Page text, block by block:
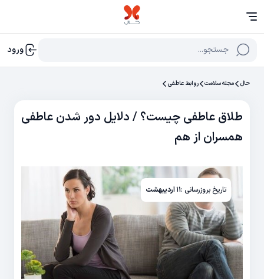
جستجو... ورود
حال مجله سلامت روابط عاطفی
طلاق عاطفی چیست؟ / دلایل دور شدن عاطفی
همسران از هم
تاریخ بروزرسانی :۱۱ اردیبهشت